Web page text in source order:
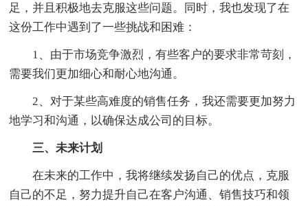
足，并且积极地去克服这些问题。同时，我也发现了在
这份工作中遇到了一些挑战和困难：
1、由于市场竞争激烈，有些客户的要求非常苛刻，
需要我们更加细心和耐心地沟通。
2、对于某些高难度的销售任务，我还需要更加努力
地学习和沟通，以确保达成公司的目标。
三、未来计划
在未来的工作中，我将继续发扬自己的优点，克服
自己的不足，努力提升自己在客户沟通、销售技巧和领